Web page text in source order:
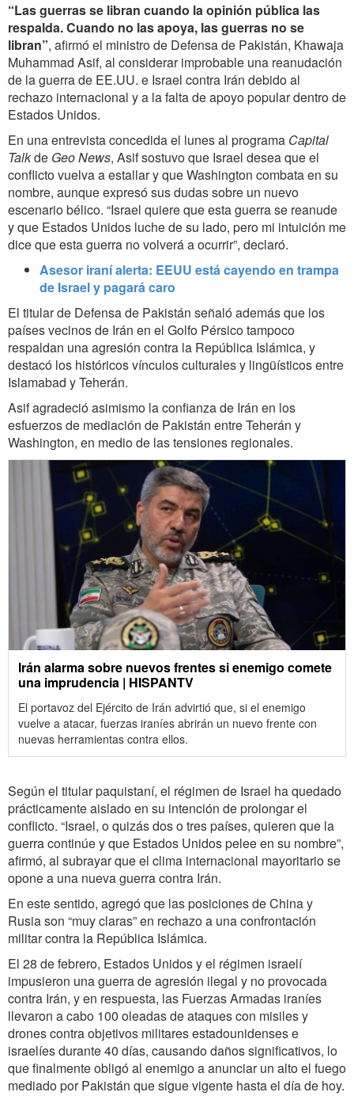
“Las guerras se libran cuando la opinión pública las
respalda. Cuando no las apoya, las guerras no se
libran”, afirmó el ministro de Defensa de Pakistán, Khawaja
Muhammad Asif, al considerar improbable una reanudación
de la guerra de EE.UU. e Israel contra Irán debido al
rechazo internacional y a la falta de apoyo popular dentro de
Estados Unidos.
En una entrevista concedida el lunes al programa Capital
Talkde Geo News, Asif sostuvo que Israel desea que el
conflicto vuelva a estallar y que Washington combata en su
nombre, aunque expresó sus dudas sobre un nuevo
escenario bélico. “Israel quiere que esta guerra se reanude
y que Estados Unidos luche de su lado, pero mi intuición me
dice que esta guerra no volverá a ocurrir”, declaró.
Asesor iraní alerta: EEUU está cayendo en trampa
de Israel y pagará caro
El titular de Defensa de Pakistán señaló además que los
países vecinos de Irán en el Golfo Pérsico tampoco
respaldan una agresión contra la República Islámica, y
destacó los históricos vínculos culturales y lingüísticos entre
Islamabad y Teherán.
Asif agradeció asimismo la confianza de Irán en los
esfuerzos de mediación de Pakistán entre Teherán y
Washington, en medio de las tensiones regionales.
Irán alarma sobre nuevos frentes si enemigo comete
una imprudencia | HISPANTV
El portavoz del Ejército de Irán advirtió que, si el enemigo
vuelve a atacar, fuerzas iraníes abrirán un nuevo frente con
nuevas herramientas contra ellos.
Según el titular paquistaní, el régimen de Israel ha quedado
prácticamente aislado en su intención de prolongar el
conflicto. “Israel, o quizás dos o tres países, quieren que la
guerra continúe y que Estados Unidos pelee en su nombre”,
afirmó, al subrayar que el clima internacional mayoritario se
opone a una nueva guerra contra Irán.
En este sentido, agregó que las posiciones de China y
Rusia son “muy claras” en rechazo a una confrontación
militar contra la República Islámica.
El 28 de febrero, Estados Unidos y el régimen israelí
impusieron una guerra de agresión ilegal y no provocada
contra Irán, y en respuesta, las Fuerzas Armadas iraníes
llevaron a cabo 100 oleadas de ataques con misiles y
drones contra objetivos militares estadounidenses e
israelíes durante 40 días, causando daños significativos, lo
que finalmente obligó al enemigo a anunciar un alto el fuego
mediado por Pakistán que sigue vigente hasta el día de hoy.